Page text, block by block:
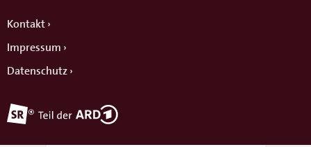
Kontakt
Impressum
Datenschutz